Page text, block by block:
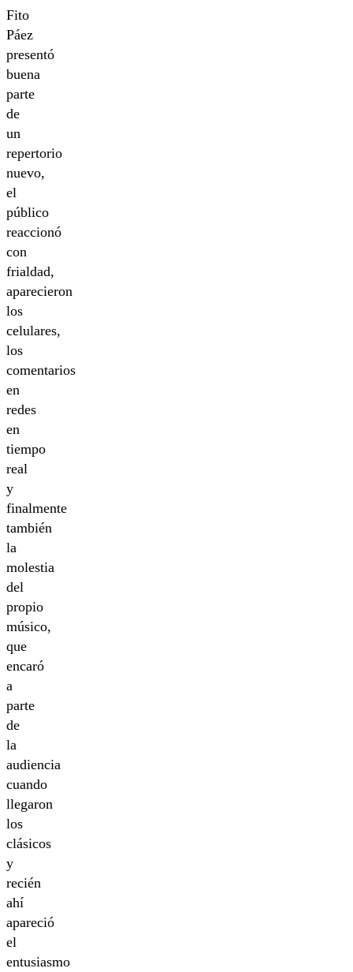
Fito
Páez
presentó
buena
parte
de
un
repertorio
nuevo,
el
público
reaccionó
con
frialdad,
aparecieron
los
celulares,
los
comentarios
en
redes
en
tiempo
real
y
finalmente
también
la
molestia
del
propio
músico,
que
encaró
a
parte
de
la
audiencia
cuando
llegaron
los
clásicos
y
recién
ahí
apareció
el
entusiasmo